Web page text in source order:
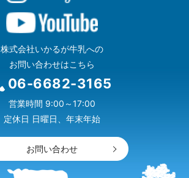
株式会社いかるが牛乳への
お問い合わせはこちら
06-6682-3165
営業時間 9:00～17:00
定休日 日曜日、年末年始
お問い合わせ